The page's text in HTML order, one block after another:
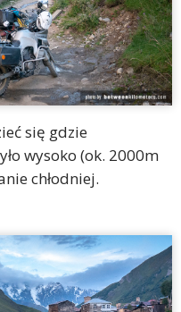
się gdzie
wysoko (ok. 2000m
chłodniej.